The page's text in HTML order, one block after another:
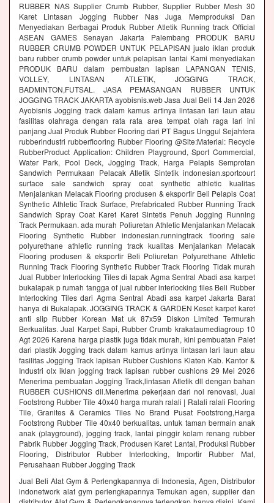
RUBBER NAS Supplier Crumb Rubber, Supplier Rubber Mesh 30
Karet Lintasan Jogging Rubber Nas Juga Memproduksi Dan
Menyediakan Berbagai Produk Rubber Atletik Running track Official
ASEAN GAMES Senayan Jakarta Palembang PRODUK BARU
RUBBER CRUMB POWDER UNTUK PELAPISAN jualo iklan produk
baru rubber crumb powder untuk pelapisan lantai Kami menyediakan
PRODUK BARU dalam pembuatan lapisan LAPANGAN TENIS,
VOLLEY, LINTASAN ATLETIK, JOGGING TRACK,
BADMINTON,FUTSAL. JASA PEMASANGAN RUBBER UNTUK
JOGGING TRACK JAKARTA ayobisnis.web Jasa Jual Beli 14 Jan 2026
Ayobisnis Jogging track dalam kamus artinya lintasan lari laun atau
fasilitas olahraga dengan rata rata area tempat olah raga lari ini
panjang Jual Produk Rubber Flooring dari PT Bagus Unggul Sejahtera
rubberindustri rubberflooring Rubber Flooring @Site:Material: Recycle
RubberProduct Application: Children Playground, Sport Commercial,
Water Park, Pool Deck, Jogging Track, Harga Pelapis Semprotan
Sandwich Permukaan Pelacak Atletik Sintetik indonesian.sportcourt
surface sale sandwich spray coat synthetic athletic kualitas
Menjalankan Melacak Flooring produsen & eksportir Beli Pelapis Coat
Synthetic Athletic Track Surface, Prefabricated Rubber Running Track
Sandwich Spray Coat Karet Karet Sintetis Penuh Jogging Running
Track Permukaan. ada murah Poliuretan Athletic Menjalankan Melacak
Flooring Synthetic Rubber indonesian.runningtrack flooring sale
polyurethane athletic running track kualitas Menjalankan Melacak
Flooring produsen & eksportir Beli Poliuretan Polyurethane Athletic
Running Track Flooring Synthetic Rubber Track Flooring Tidak murah
Jual Rubber Interlocking Tiles di lapak Agma Sentral Abadi asa karpet
bukalapak p rumah tangga of jual rubber interlocking tiles Beli Rubber
Interlocking Tiles dari Agma Sentral Abadi asa karpet Jakarta Barat
hanya di Bukalapak. JOGGING TRACK & GARDEN Keset karpet karet
anti slip Rubber Korean Mat uk 87x59 Diskon Limited Termurah
Berkualitas. Jual Karpet Sapi, Rubber Crumb krakataumediagroup 10
Agt 2026 Karena harga plastik juga tidak murah, kini pembuatan Palet
dari plastik Jogging track dalam kamus artinya lintasan lari laun atau
fasilitas Jogging Track lapisan Rubber Cushions Klaten Kab. Kantor &
Industri olx iklan jogging track lapisan rubber cushions 29 Mei 2026
Menerima pembuatan Jogging Track,lintasan Atletik dll dengan bahan
RUBBER CUSHIONS dll.Menerima pekerjaan dari nol renovasi, Jual
Footstrong Rubber Tile 40x40 harga murah ralali | Ralali ralali Flooring
Tile, Granites & Ceramics Tiles No Brand Pusat Footstrong,Harga
Footstrong Rubber Tile 40x40 berkualitas. untuk taman bermain anak
anak (playground), jogging track, lantai pinggir kolam renang rubber
Pabrik Rubber Jogging Track, Produsen Karet Lantai, Produksi Rubber
Flooring, Distributor Rubber Interlocking, Importir Rubber Mat,
Perusahaan Rubber Jogging Track
Jual Beli Alat Gym & Perlengkapannya di Indonesia, Agen, Distributor
indonetwork alat gym perlengkapannya Temukan agen, supplier dan